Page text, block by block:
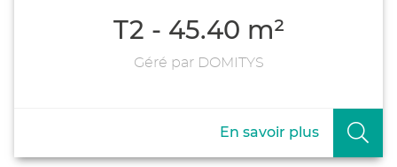
T2 - 45.40 m²
Géré par DOMITYS
En savoir plus